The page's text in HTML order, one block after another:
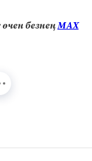
безнеңМАХ